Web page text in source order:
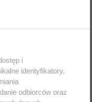
REKLAMA
i
identyfikatory,
odbiorców oraz